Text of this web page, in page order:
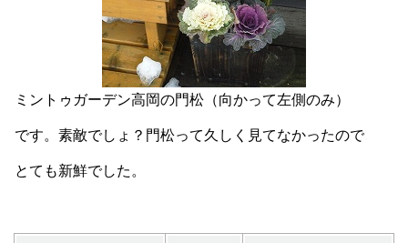
ミントゥガーデン高岡の門松（向かって左側のみ）
です。素敵でしょ？門松って久しく見てなかったので
とても新鮮でした。